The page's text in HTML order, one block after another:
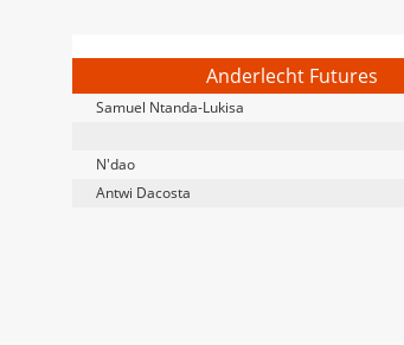
Anderlecht Futures
Samuel Ntanda-Lukisa
N'dao
Antwi Dacosta